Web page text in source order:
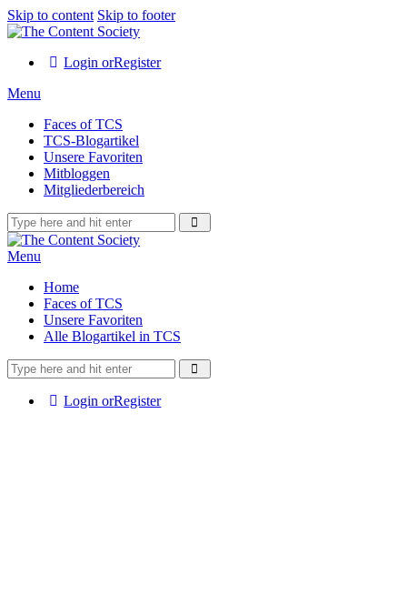
Skip to content Skip to footer
Login orRegister
Menu
Faces of TCS
TCS-Blogartikel
Unsere Favoriten
Mitbloggen
Mitgliederbereich
Menu
Home
Faces of TCS
Unsere Favoriten
Alle Blogartikel in TCS
Login orRegister